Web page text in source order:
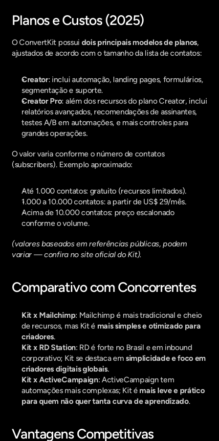
Planos e Custos (2025)
O ConvertKit possui dois principais modelos de planos,
ajustados de acordo com o tamanho da lista de contatos:
Creator: inclui automação, landing pages, formulários,
segmentação e suporte.
Creator Pro: além dos recursos do plano Creator, inclui
relatórios avançados, recomendações de assinantes,
testes A/B em automações, e mais controles para
grandes operações.
O valor varia conforme o número de contatos
(subscribers). Exemplo aproximado:
Até 1.000 contatos: gratuito (recursos limitados).
1.000 a 10.000 contatos: a partir de US$ 29/mês.
Acima de 10.000 contatos: preço escalonado
conforme o volume.
(valores baseados em referências públicas, podem
variar — confira no site oficial do Kit).
Comparativo com Concorrentes
Kit x Mailchimp: Mailchimp é mais tradicional e cheio
de recursos, mas Kit é mais simples e otimizado para
criadores.
Kit x RD Station: RD é forte no Brasil e em inbound
corporativo; Kit se destaca em simplicidade e foco em
criadores digitais globais.
Kit x ActiveCampaign: ActiveCampaign tem
automações mais complexas; Kit é mais leve e prático
para quem não quer tanta curva de aprendizado.
Vantagens Competitivas